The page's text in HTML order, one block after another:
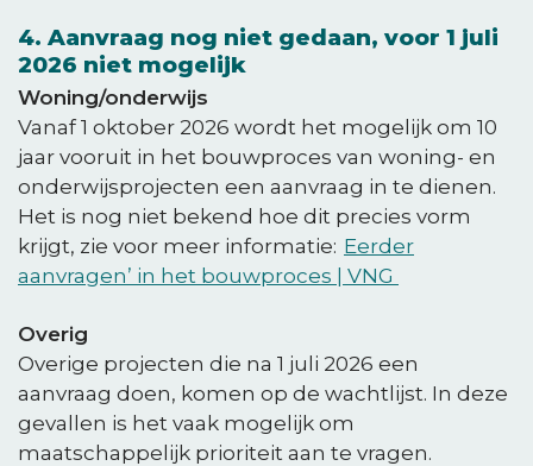
4. Aanvraag nog niet gedaan, voor 1 juli
2026 niet mogelijk
Woning/onderwijs
Vanaf 1 oktober 2026 wordt het mogelijk om 10
jaar vooruit in het bouwproces van woning- en
onderwijsprojecten een aanvraag in te dienen.
Het is nog niet bekend hoe dit precies vorm
krijgt, zie voor meer informatie: Eerder
aanvragen’ in het bouwproces | VNG
Overig
Overige projecten die na 1 juli 2026 een
aanvraag doen, komen op de wachtlijst. In deze
gevallen is het vaak mogelijk om
maatschappelijk prioriteit aan te vragen.